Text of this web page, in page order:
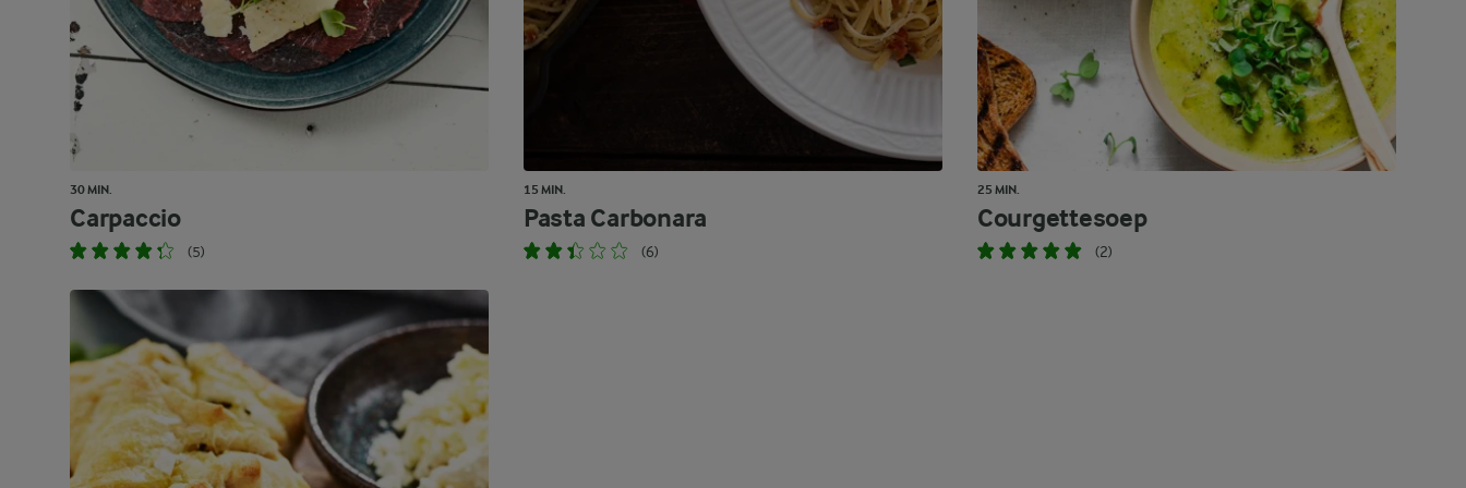
30 MIN.
Carpaccio
(5)
15 MIN.
Pasta Carbonara
(6)
25 MIN.
Courgettesoep
(2)